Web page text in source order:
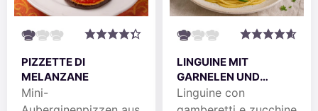
PIZZETTE DI
MELANZANE
Mini-
LINGUINE MIT
GARNELEN UND
ZUCCHINI
Linguine con